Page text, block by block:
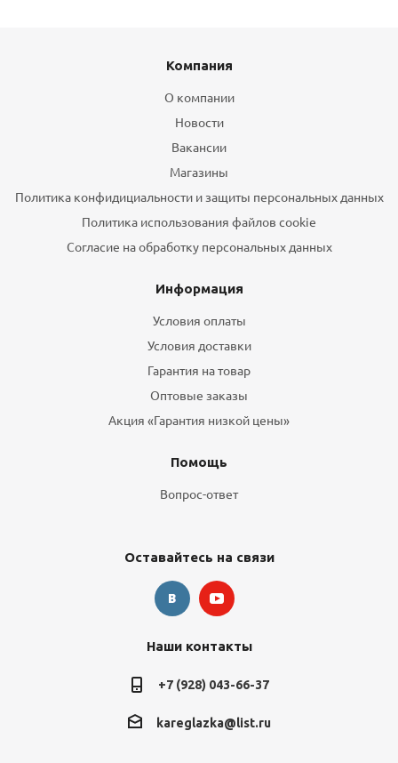
Компания
О компании
Новости
Вакансии
Магазины
Политика конфидициальности и защиты персональных данных
Политика использования файлов cookie
Согласие на обработку персональных данных
Информация
Условия оплаты
Условия доставки
Гарантия на товар
Оптовые заказы
Акция «Гарантия низкой цены»
Помощь
Вопрос-ответ
Оставайтесь на связи
Наши контакты
+7 (928) 043-66-37
kareglazka@list.ru